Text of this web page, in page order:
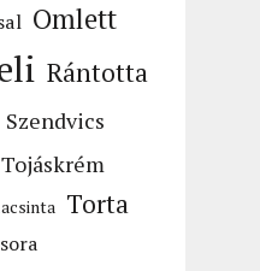
Omlett
Rántotta
Szendvics
Tojáskrém
Torta